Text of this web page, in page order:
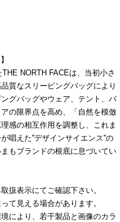
NORTH FACEは、当初小さ
質なスリーピングバッグにより
グバッグやウェア、テント、バ
の限界点を高め、「自然を模倣
感の相互作用を調整し、これま
唱えた''デザインサイエンス''の
もブランドの根底に息づいてい
扱表示にてご確認下さい。
て見える場合があります。
により、若干製品と画像のカラ